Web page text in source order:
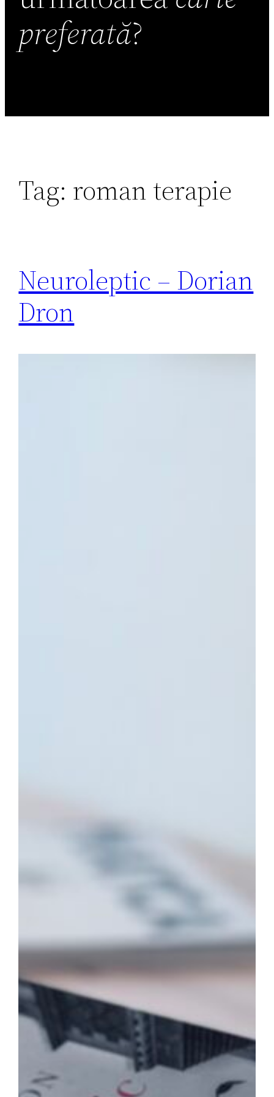
preferată?
Tag: roman terapie
Neuroleptic – Dorian
Dron